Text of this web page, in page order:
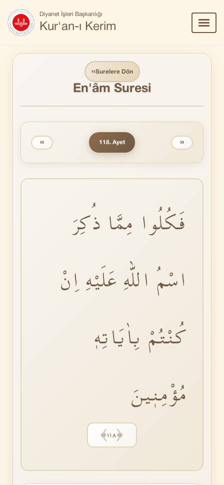
Diyanet İşleri Başkanlığı
Kur'an-ı Kerim
Aç/
‹‹Surelere Dön
En'âm Suresi
‹‹ 118. Ayet ››
فَكُلُوا مِمَّا ذُكِرَ
اسْمُ اللّٰهِ عَلَيْهِ اِنْ
كُنْتُمْ بِاٰيَاتِهٖ
مُؤْمِنٖينَ
﴿١١٨﴾